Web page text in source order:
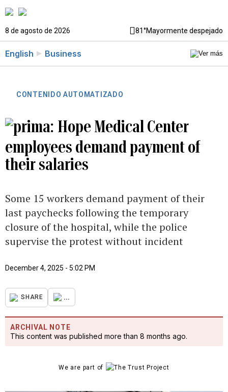
8 de agosto de 2026 81°Mayormente despejado
English Business
CONTENIDO AUTOMATIZADO
Hope Medical Center
employees demand payment of
their salaries
Some 15 workers demand payment of their
last paychecks following the temporary
closure of the hospital, while the police
supervise the protest without incident
December 4, 2025 - 5:02 PM
SHARE ...
ARCHIVAL NOTE
This content was published more than 8 months ago.
We are part of